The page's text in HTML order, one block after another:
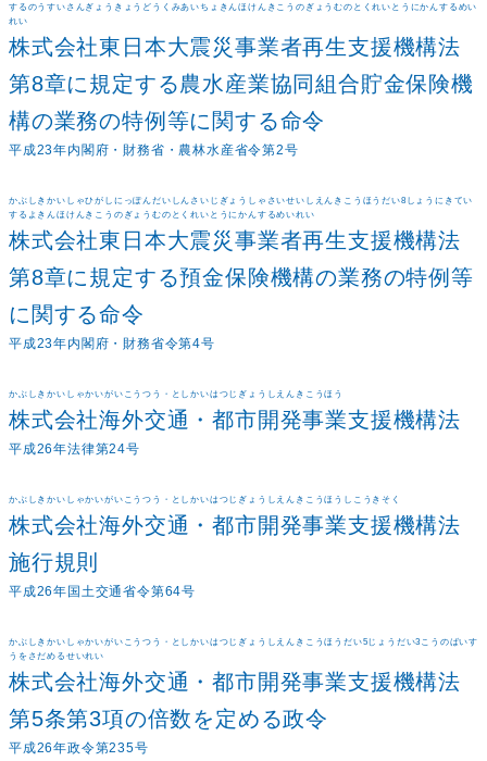
するのうすいさんぎょうきょうどうくみあいちょきんほけんきこうのぎょうむのとくれいとうにかんするめい
れい
株式会社東日本大震災事業者再生支援機構法
第8章に規定する農水産業協同組合貯金保険機
構の業務の特例等に関する命令
平成23年内閣府・財務省・農林水産省令第2号
かぶしきかいしゃひがしにっぽんだいしんさいじぎょうしゃさいせいしえんきこうほうだい8しょうにきてい
するよきんほけんきこうのぎょうむのとくれいとうにかんするめいれい
株式会社東日本大震災事業者再生支援機構法
第8章に規定する預金保険機構の業務の特例等
に関する命令
平成23年内閣府・財務省令第4号
かぶしきかいしゃかいがいこうつう・としかいはつじぎょうしえんきこうほう
株式会社海外交通・都市開発事業支援機構法
平成26年法律第24号
かぶしきかいしゃかいがいこうつう・としかいはつじぎょうしえんきこうほうしこうきそく
株式会社海外交通・都市開発事業支援機構法
施行規則
平成26年国土交通省令第64号
かぶしきかいしゃかいがいこうつう・としかいはつじぎょうしえんきこうほうだい5じょうだい3こうのばいす
うをさだめるせいれい
株式会社海外交通・都市開発事業支援機構法
第5条第3項の倍数を定める政令
平成26年政令第235号